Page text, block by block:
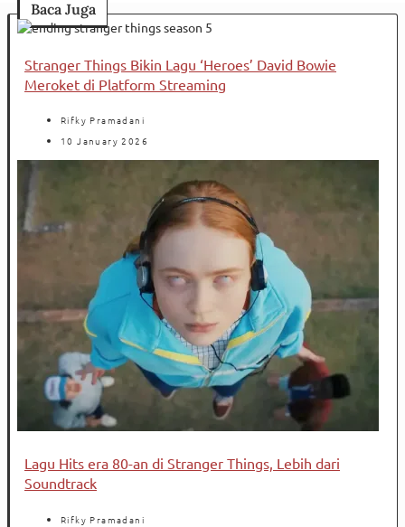
Baca Juga
Stranger Things Bikin Lagu ‘Heroes’ David Bowie
Meroket di Platform Streaming
Rifky Pramadani
10 January 2026
Lagu Hits era 80-an di Stranger Things, Lebih dari
Soundtrack
Rifky Pramadani